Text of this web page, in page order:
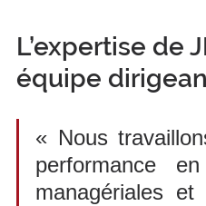
L’expertise de
équipe
« Nous
performance
managériales et